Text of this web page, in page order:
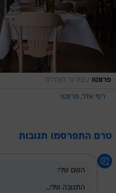
פרונטו / נמרוד סונדרס
רפי אדר פרונטו
טרם התפרסמו תגובות